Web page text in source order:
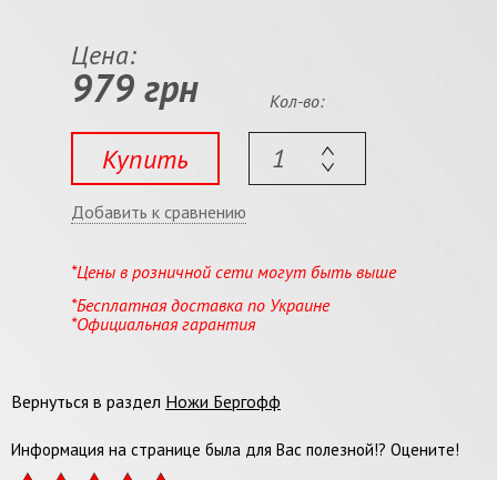
Цена:
979 грн
Купить
Кол-во:
Добавить к сравнению
*Цены в розничной сети могут быть выше
*Бесплатная доставка по Украине
*Официальная гарантия
Вернуться в раздел Ножи Бергофф
Информация на странице была для Вас полезной!? Оцените!